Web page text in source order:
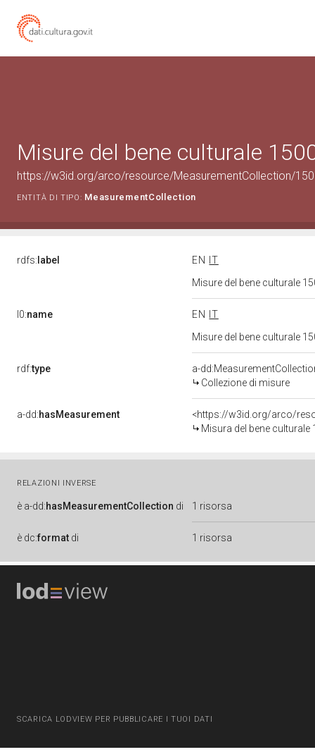
Misure del bene culturale
https://w3id.org/arco/resource/MeasurementCollection/
ENTITÀ DI TIPO: MeasurementCollection
rdfs: label EN
IT
Misure del bene culturale
l0:name EN
IT
Misure del bene culturale
rdf:type
a-
Collezione di misure
a-dd:hasMeasurement
<https://w3id.org/arco/
Misura del bene
RELAZIONI INVERSE
è a-dd:hasMeasurementCollection di 1 risorsa
è dc:format di 1 risorsa
SCARICA LODVIEW PER PUBBLICARE I TUOI DATI